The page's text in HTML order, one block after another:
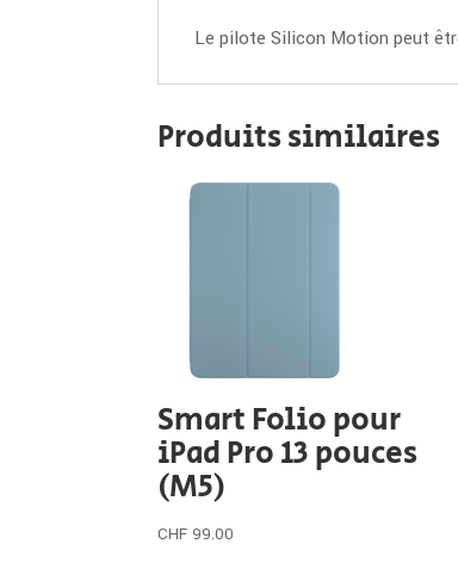
Le pilote Silicon Motion peut
Produits similaires
Smart Folio pour
iPad Pro 13 pouces
(M5)
CHF 99.00